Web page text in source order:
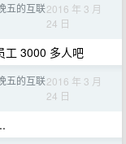
五的互联2016 年 3 月
24 日
工 3000 多人吧
五的互联2016 年 3 月
24 日